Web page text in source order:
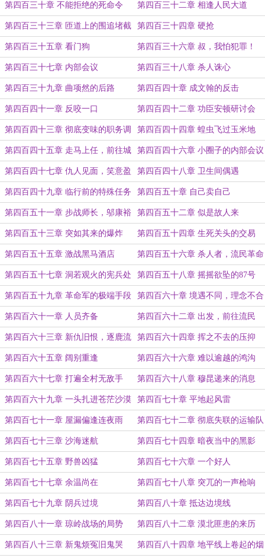
第四百三十章 不能拒绝的死命令 第四百三十二章 相逢人民大道
第四百三十三章 匝道上的围追堵截 第四百三十四章 硬抢
第四百三十五章 看门狗 第四百三十六章 叔，我怕犯罪！
第四百三十七章 内部会议 第四百三十八章 杀人诛心
第四百三十九章 曲项然的后路 第四百四十章 成文翰的反击
第四百四十一章 反咬一口 第四百四十二章 功臣安顿研讨会
第四百四十三章 彻底变味的职务调
动
第四百四十四章 蝗虫飞过玉米地
第四百四十五章 走马上任，前往城
外的调令
第四百四十六章 小圈子的内部会议
第四百四十七章 仇人见面，笑意盈
盈
第四百四十八章 卫生间偶遇
第四百四十九章 临行前的特殊任务 第四百五十章 自己卖自己
第四百五十一章 步战师长，邬康裕 第四百五十二章 似是故人来
第四百五十三章 突如其来的爆炸 第四百五十四章 生死关头的交易
第四百五十五章 激战黑马酒店 第四百五十六章 杀人者，流民革命
军！
第四百五十七章 洞若观火的宪兵处
长
第四百五十八章 摇摇欲坠的87号
第四百五十九章 革命军的极端手段 第四百六十章 境遇不同，理念不合
第四百六十一章 人员齐备 第四百六十二章 出发，前往流民
区！
第四百六十三章 新仇旧恨，逐鹿流
民区
第四百六十四章 挥之不去的压抑
第四百六十五章 阔别重逢 第四百六十六章 难以逾越的鸿沟
第四百六十七章 打遍全村无敌手 第四百六十八章 穆昆递来的消息
第四百六十九章 一头扎进苍茫沙漠 第四百七十章 平地起风雷
第四百七十一章 屋漏偏逢连夜雨 第四百七十二章 彻底失联的运输队
第四百七十三章 沙海迷航 第四百七十四章 暗夜当中的黑影
第四百七十五章 野兽凶猛 第四百七十六章 一个好人
第四百七十七章 余温尚在 第四百七十八章 突兀的一声枪响
第四百七十九章 阴兵过境 第四百八十章 抵达边境线
第四百八十一章 琼岭战场的局势 第四百八十二章 漠北匪患的来历
第四百八十三章 新鬼烦冤旧鬼哭 第四百八十四章 地平线上卷起的烟